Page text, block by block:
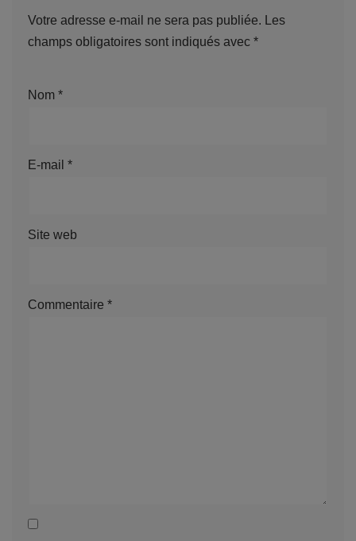
Votre adresse e-mail ne sera pas publiée.
Les
champs obligatoires sont indiqués avec *
Nom *
E-mail *
Site web
Commentaire *